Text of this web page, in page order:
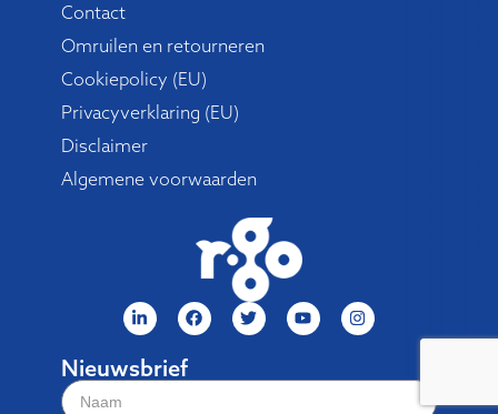
Contact
Omruilen en retourneren
Cookiepolicy (EU)
Privacyverklaring (EU)
Disclaimer
Algemene voorwaarden
Nieuwsbrief